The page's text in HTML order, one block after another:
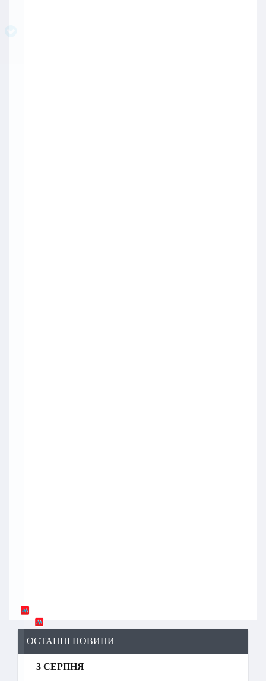
ОСТАННІ НОВИНИ
3 СЕРПНЯ